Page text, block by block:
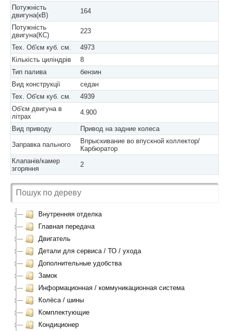
Потужність
двигуна(кВ)
164
Потужність
двигуна(КС)
223
Тех. Об'єм куб. см.
4973
Кількість циліндрів
8
Тип палива
бензин
Вид конструкції
седан
Тех. Об'єм куб. см.
4939
Об'єм двигуна в
літрах
4.900
Вид приводу Привод на задние колеса
Заправка пального
Впрыскивание во впускной коллектор/
Карбюратор
Клапанів/камер
згоряння
2
Внутренняя отделка
Главная передача
Двигатель
Детали для сервиса / ТО / ухода
Дополнительные удобства
Замок
Информационная / коммуникационная система
Колёса / шины
Комплектующие
Кондиционер